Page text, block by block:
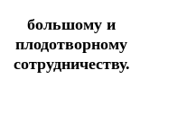
большому и
плодотворному
сотрудничеству.